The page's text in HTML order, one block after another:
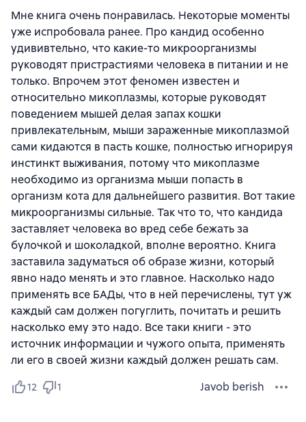
Мне книга очень понравилась. Некоторые моменты
уже испробовала ранее. Про кандид особенно
удививтельно, что какие-то микроорганизмы
руководят пристрастиями человека в питании и не
только. Впрочем этот феномен известен и
относительно микоплазмы, которые руководят
поведением мышей делая запах кошки
привлекательным, мыши зараженные микоплазмой
сами кидаются в пасть кошке, полностью игнорируя
инстинкт выживания, потому что микоплазме
необходимо из организма мыши попасть в
организм кота для дальнейшего развития. Вот такие
микроорганизмы сильные. Так что то, что кандида
заставляет человека во вред себе бежать за
булочкой и шоколадкой, вполне вероятно. Книга
заставила задуматься об образе жизни, который
явно надо менять и это главное. Насколько надо
применять все БАДы, что в ней перечислены, тут уж
каждый сам должен погуглить, почитать и решить
насколько ему это надо. Все таки книги - это
источник информации и чужого опыта, применять
ли его в своей жизни каждый должен решать сам.
12 1 Javob berish